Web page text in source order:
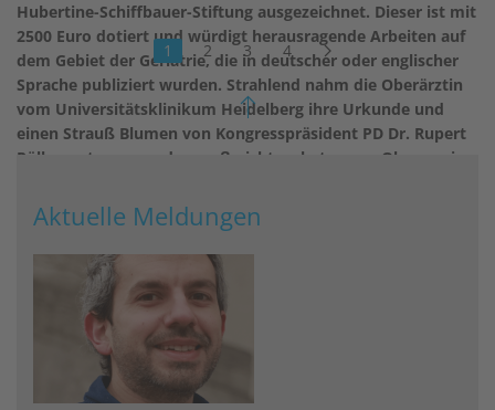
Hubertine-Schiffbauer-Stiftung ausgezeichnet. Dieser ist mit
2500 Euro dotiert und würdigt herausragende Arbeiten auf
dem Gebiet der Geriatrie, die in deutscher oder englischer
Sprache publiziert wurden. Strahlend nahm die Oberärztin
vom Universitätsklinikum Heidelberg ihre Urkunde und
einen Strauß Blumen von Kongresspräsident PD Dr. Rupert
Püllen entgegen und vergaß nicht zu betonen: „Ohne meine
erfassen und veröffentlichen können. Ihnen gilt mein
besonderer Dank!“.
weiterlesen
1 2 3 4
Aktuelle Meldungen